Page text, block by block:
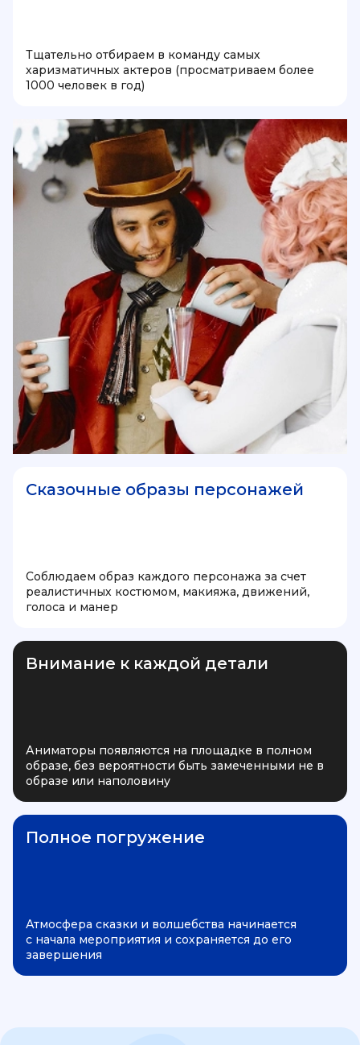
Тщательно отбираем в команду самых
харизматичных актеров (просматриваем более
1000 человек в год)
Сказочные образы персонажей
Соблюдаем образ каждого персонажа за счет
реалистичных костюмом, макияжа, движений,
голоса и манер
Внимание к каждой детали
Аниматоры появляются на площадке в полном
образе, без вероятности быть замеченными не в
образе или наполовину
Полное погружение
Атмосфера сказки и волшебства начинается
с начала мероприятия и сохраняется до его
завершения